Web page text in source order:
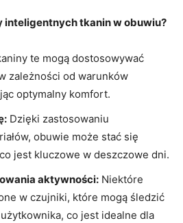
inteligentnych tkanin w obuwiu?
te mogą dostosowywać
zależności od warunków
optymalny komfort.
Dzięki zastosowaniu
obuwie może stać się
jest kluczowe w deszczowe dni.
aktywności: Niektóre
w czujniki, które mogą śledzić
co jest idealne dla